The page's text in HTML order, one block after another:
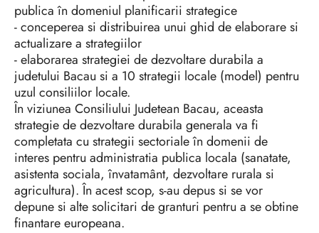
publica în domeniul planificarii strategice
- conceperea si distribuirea unui ghid de elaborare si
actualizare a strategiilor
- elaborarea strategiei de dezvoltare durabila a
judetului Bacau si a 10 strategii locale (model) pentru
uzul consiliilor locale.
În viziunea Consiliului Judetean Bacau, aceasta
strategie de dezvoltare durabila generala va fi
completata cu strategii sectoriale în domenii de
interes pentru administratia publica locala (sanatate,
asistenta sociala, învatamânt, dezvoltare rurala si
agricultura). În acest scop, s-au depus si se vor
depune si alte solicitari de granturi pentru a se obtine
finantare europeana.